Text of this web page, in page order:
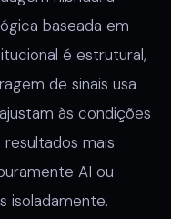
baseada em
é estrutural,
de sinais usa
às condições
mais
AI ou
isoladamente.